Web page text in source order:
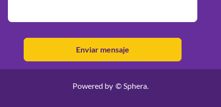
Powered by © Sphera.